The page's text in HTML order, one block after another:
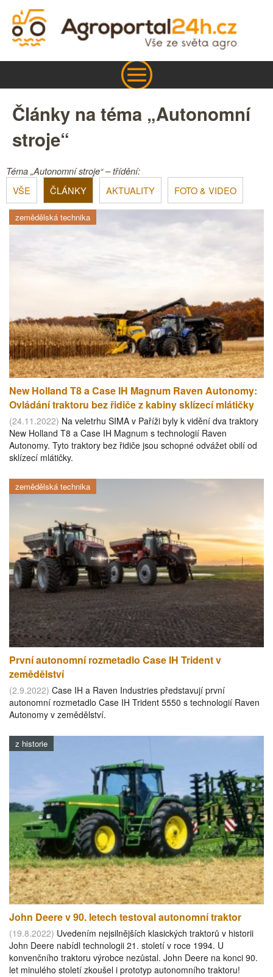
Články na téma „Autonomní
stroje“
Téma „Autonomní stroje“ – třídění:
VŠE
ČLÁNKY AKTUALITY FOTO & VIDEO
zemědělská technika
New Holland T8 a Case IH Magnum Raven Autonomy:
Ovládání traktoru bez řidiče z kabiny sklízecí mlátičky
(24.11.2022) Na veletrhu SIMA v Paříži byly k vidění dva traktory
New Holland T8 a Case IH Magnum s technologií Raven
Autonomy. Tyto traktory bez řidiče jsou schopné odvážet obilí od
sklízecí mlátičky.
zemědělská technika
První autonomní rozmetadlo Case IH Trident v
zemědělství
(2.9.2022) Case IH a Raven Industries představují první
autonomní rozmetadlo Case IH Trident 5550 s technologií Raven
Autonomy v zemědělství.
z historie
John Deere v 90. letech testoval autonomní traktor
(19.8.2022) Uvedením nejsilnějších klasických traktorů v historii
John Deere nabídl technologii 21. století v roce 1994. U
konvenčního traktoru výrobce nezůstal. John Deere na konci 90.
let minulého století zkoušel i prototyp autonomního traktoru!